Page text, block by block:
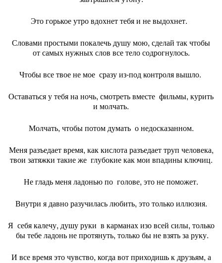
Это горькое утро вдохнет тебя и не выдохнет.
Словами простыми покалечь душу мою, сделай так чтобы
от самых нужных слов все тело содрогнулось.
Чтобы все твое не мое сразу из-под контроля вышло.
Оставаться у тебя на ночь, смотреть вместе фильмы, курить
и молчать.
Молчать, чтобы потом думать о недосказанном.
Меня разъедает время, как кислота разъедает труп человека,
твои затяжки такие же глубокие как мои впадины ключиц.
Не гладь меня ладонью по голове, это не поможет.
Внутри я давно разучилась любить, это только иллюзия.
Я себя калечу, душу руки в карманах изо всей силы, только
бы тебе ладонь не протянуть, только бы не взять за руку.
И все время это чувство, когда вот приходишь к друзьям, а